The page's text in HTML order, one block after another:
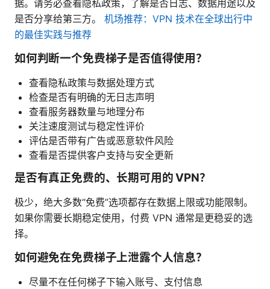
据。请务必查看隐私政策，了解是否日志、数据用途以及
是否分享给第三方。 机场推荐：VPN 技术在全球出行中
的最佳实践与推荐
如何判断一个免费梯子是否值得使用？
查看隐私政策与数据处理方式
检查是否有明确的无日志声明
查看服务器数量与地理分布
关注速度测试与稳定性评价
评估是否带有广告或恶意软件风险
查看是否提供客户支持与安全更新
是否有真正免费的、长期可用的 VPN？
极少，绝大多数“免费”选项都存在数据上限或功能限制。
如果你需要长期稳定使用，付费 VPN 通常是更稳妥的选
择。
如何避免在免费梯子上泄露个人信息？
尽量不在任何梯子下输入账号、支付信息